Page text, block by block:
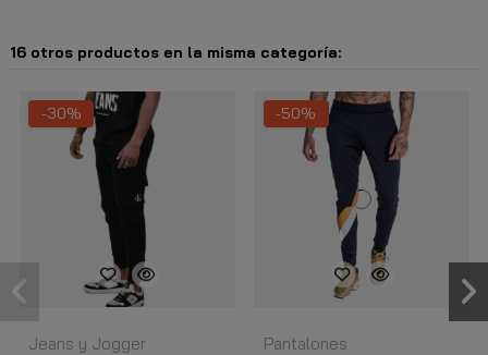
16 otros productos en la misma categoría:
-30%
Jeans y Jogger
-50%
Pantalones